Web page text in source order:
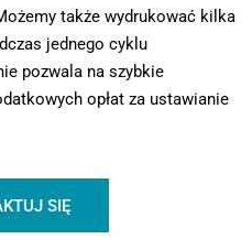
także wydrukować kilka
jednego cyklu
pozwala na szybkie
opłat za ustawianie
SIĘ